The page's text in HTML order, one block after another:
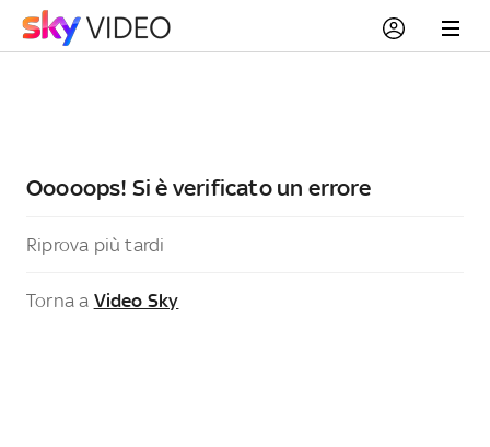
Ooooops! Si è verificato un errore
Riprova più tardi
Torna a Video Sky